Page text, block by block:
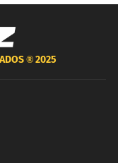
®2025